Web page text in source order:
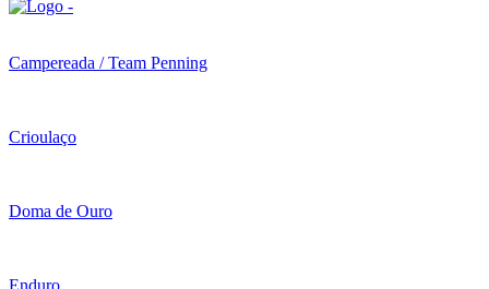
Campereada / Team Penning
Crioulaço
Doma de Ouro
Enduro